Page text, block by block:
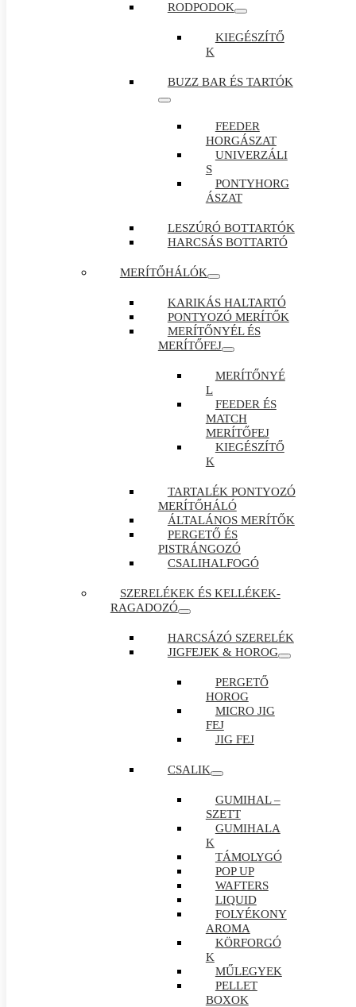
RODPODOK
KIEGÉSZÍTŐ
K
BUZZ BAR ÉS TARTÓK
FEEDER
HORGÁSZAT
UNIVERZÁLI
S
PONTYHORG
ÁSZAT
LESZÚRÓ BOTTARTÓK
HARCSÁS BOTTARTÓ
MERÍTŐHÁLÓK
KARIKÁS HALTARTÓ
PONTYOZÓ MERÍTŐK
MERÍTŐNYÉL ÉS
MERÍTŐFEJ
MERÍTŐNYÉ
L
FEEDER ÉS
MATCH
MERÍTŐFEJ
KIEGÉSZÍTŐ
K
TARTALÉK PONTYOZÓ
MERÍTŐHÁLÓ
ÁLTALÁNOS MERÍTŐK
PERGETŐ ÉS
PISTRÁNGOZÓ
CSALIHALFOGÓ
SZERELÉKEK ÉS KELLÉKEK-
RAGADOZÓ
HARCSÁZÓ SZERELÉK
JIGFEJEK & HOROG
PERGETŐ
HOROG
MICRO JIG
FEJ
JIG FEJ
CSALIK
GUMIHAL –
SZETT
GUMIHALA
K
TÁMOLYGÓ
POP UP
WAFTERS
LIQUID
FOLYÉKONY
AROMA
KÖRFORGÓ
K
MŰLEGYEK
PELLET
BOXOK